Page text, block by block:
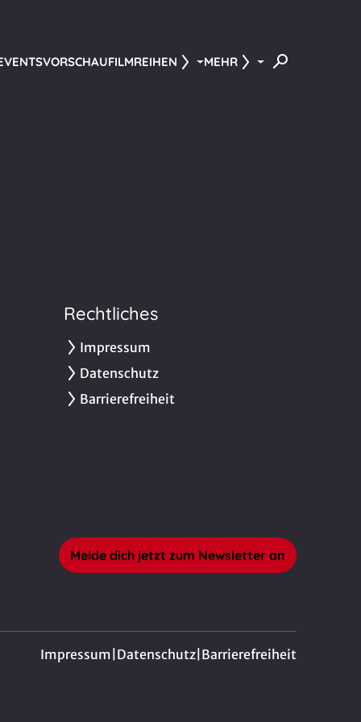
VORSCHAUFILMREIHEN MEHR
Rechtliches
Impressum
Datenschutz
Barrierefreiheit
Melde dich jetzt zum Newsletter an
Impressum Datenschutz Barrierefreiheit